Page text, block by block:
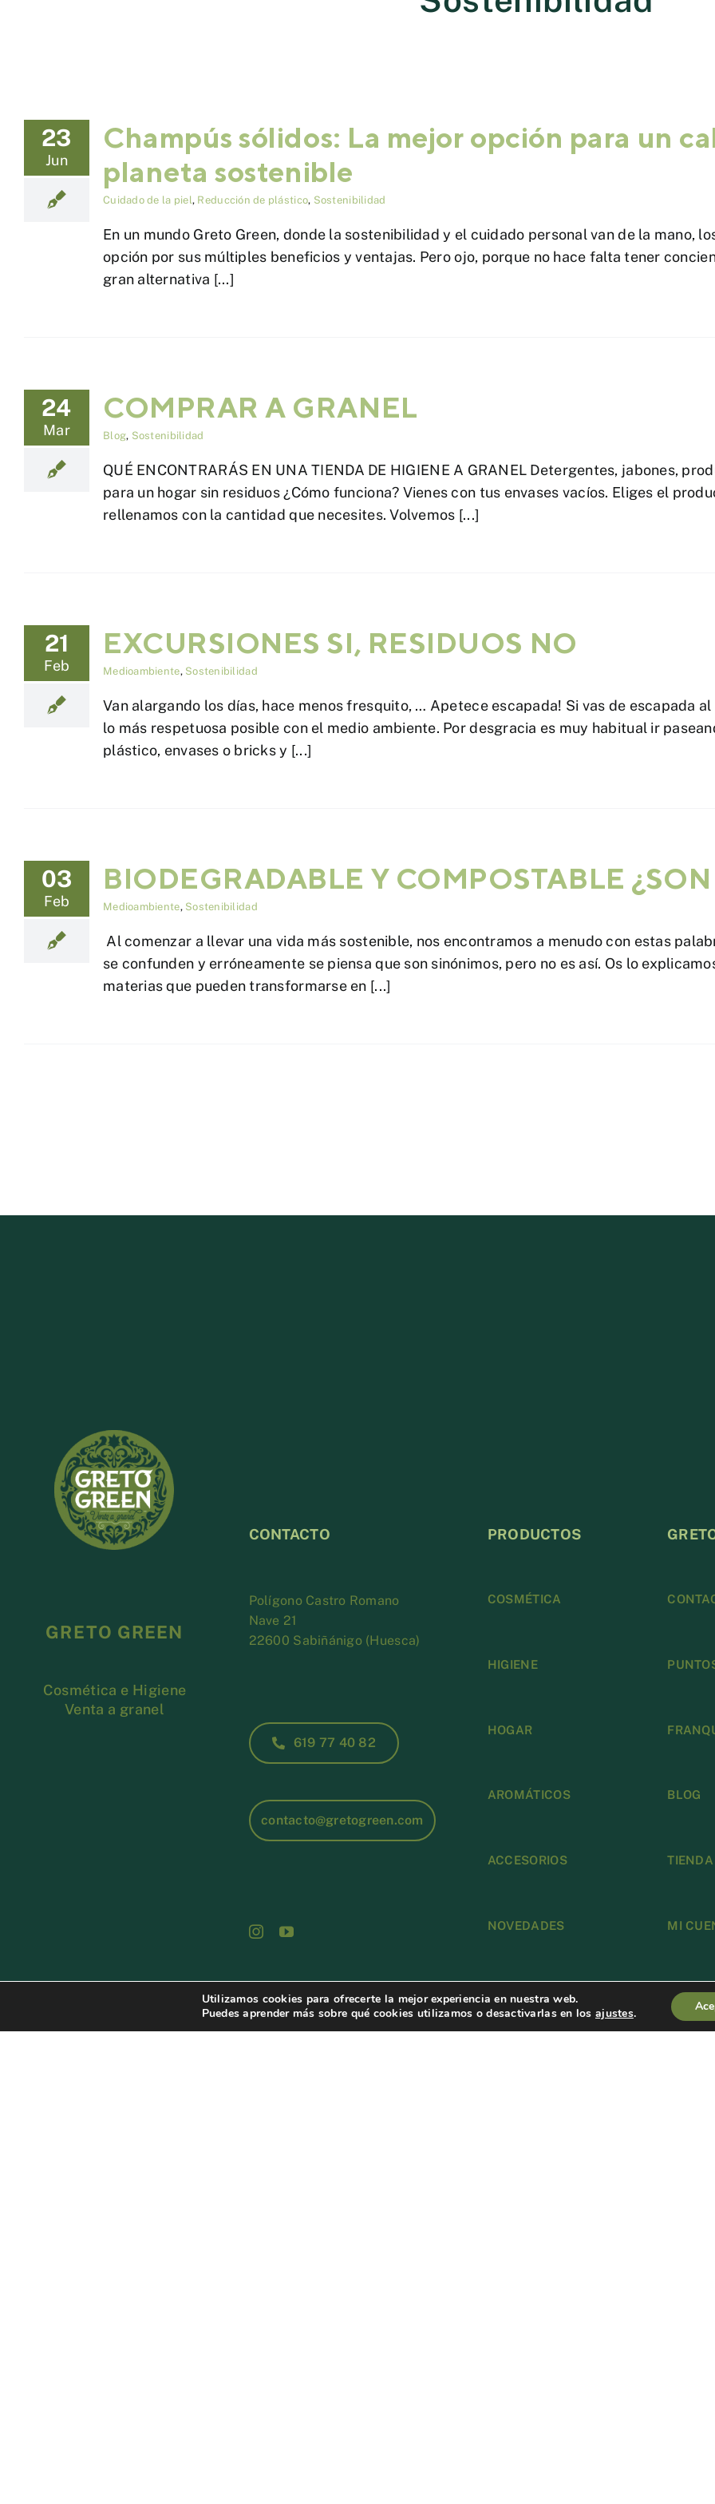
23
Jun
Champús sólidos: La mejor opción para un
planeta sostenible
Cuidado de la piel, Reducción de plástico, Sostenibilidad
En un mundo Greto Green, donde la sostenibilidad y el cuidado personal van de la mano,
opción por sus múltiples beneficios y ventajas. Pero ojo, porque no hace falta tener
gran alternativa [...]
24
Mar
COMPRAR A GRANEL
Blog, Sostenibilidad
QUÉ ENCONTRARÁS EN UNA TIENDA DE HIGIENE A GRANEL Detergentes, jabones,
para un hogar sin residuos ¿Cómo funciona? Vienes con tus envases vacíos. Eliges el
rellenamos con la cantidad que necesites. Volvemos [...]
21
Feb
EXCURSIONES SI, RESIDUOS NO
Medioambiente, Sostenibilidad
Van alargando los días, hace menos fresquito, … Apetece escapada! Si vas de escapada
lo más respetuosa posible con el medio ambiente. Por desgracia es muy habitual ir
plástico, envases o bricks y [...]
03
Feb
BIODEGRADABLE Y COMPOSTABLE
Medioambiente, Sostenibilidad
Al comenzar a llevar una vida más sostenible, nos encontramos a menudo con estas
se confunden y erróneamente se piensa que son sinónimos, pero no es así. Os lo
materias que pueden transformarse en [...]
GRETO GREEN
Cosmética e Higiene
Venta a granel
CONTACTO
Polígono Castro Romano
Nave 21
22600 Sabiñánigo (Huesca)
619 77 40 82
contacto@gretogreen.com
PRODUCTOS
COSMÉTICA
HIGIENE
HOGAR
AROMÁTICOS
ACCESORIOS
NOVEDADES
BLOG
TIENDA
MI
Utilizamos cookies para ofrecerte la mejor experiencia en nuestra web.
Puedes aprender más sobre qué cookies utilizamos o desactivarlas en los ajustes.